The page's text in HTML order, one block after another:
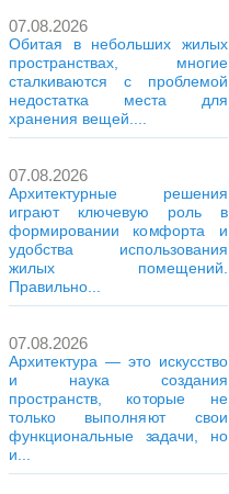
07.08.2026
Обитая в небольших жилых
пространствах, многие
сталкиваются с проблемой
недостатка места для
хранения вещей....
07.08.2026
Архитектурные решения
играют ключевую роль в
формировании комфорта и
удобства использования
жилых помещений.
Правильно...
07.08.2026
Архитектура — это искусство
и наука создания
пространств, которые не
только выполняют свои
функциональные задачи, но
и...